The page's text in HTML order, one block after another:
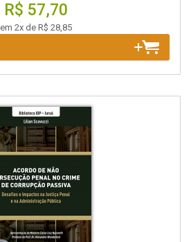
R$ 57,70
em 2x de R$ 28,85